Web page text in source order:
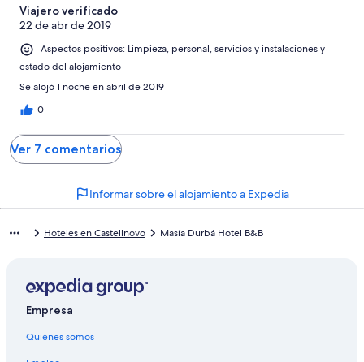
Viajero verificado
22 de abr de 2019
Aspectos positivos: Limpieza, personal, servicios y instalaciones y
estado del alojamiento
Se alojó 1 noche en abril de 2019
0
Ver 7 comentarios
Informar sobre el alojamiento a Expedia
Hoteles en Castellnovo Masía Durbá Hotel B&B
Empresa
Quiénes somos